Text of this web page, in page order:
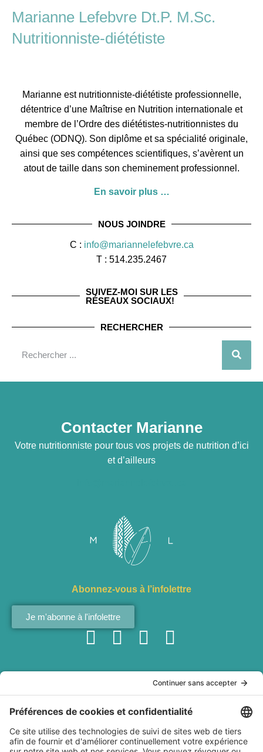
Marianne Lefebvre Dt.P. M.Sc.
Nutritionniste-diététiste
Marianne est nutritionniste-diététiste professionnelle,
détentrice d’une Maîtrise en Nutrition internationale et
membre de l’Ordre des diététistes-nutritionnistes du
Québec (ODNQ). Son diplôme et sa spécialité originale,
ainsi que ses compétences scientifiques, s’avèrent un
atout de taille dans son cheminement professionnel.
En savoir plus …
NOUS JOINDRE
C : info@mariannelefebvre.ca
T : 514.235.2467
SUIVEZ-MOI SUR LES
RÉSEAUX SOCIAUX!
RECHERCHER
Contacter Marianne
Votre nutritionniste pour tous vos projets de nutrition d’ici
et d’ailleurs
Abonnez-vous à l’infolettre
Je m'abonne à l'infolettre
interculturelles
Ateliers de
team building
Baladodiffusion
Websérie
À propos
Marianne
Lefebvre?
Livre Dans les
Politiques
confidentialité
Conditions
générales